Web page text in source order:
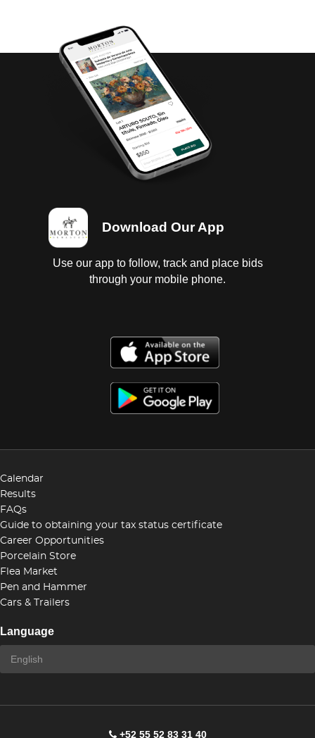
Download Our App
Use our app to follow, track and place bids
through your mobile phone.
Calendar
Results
FAQs
Guide to obtaining your tax status certificate
Career Opportunities
Porcelain Store
Flea Market
Pen and Hammer
Cars & Trailers
Language
+52 55 52 83 31 40